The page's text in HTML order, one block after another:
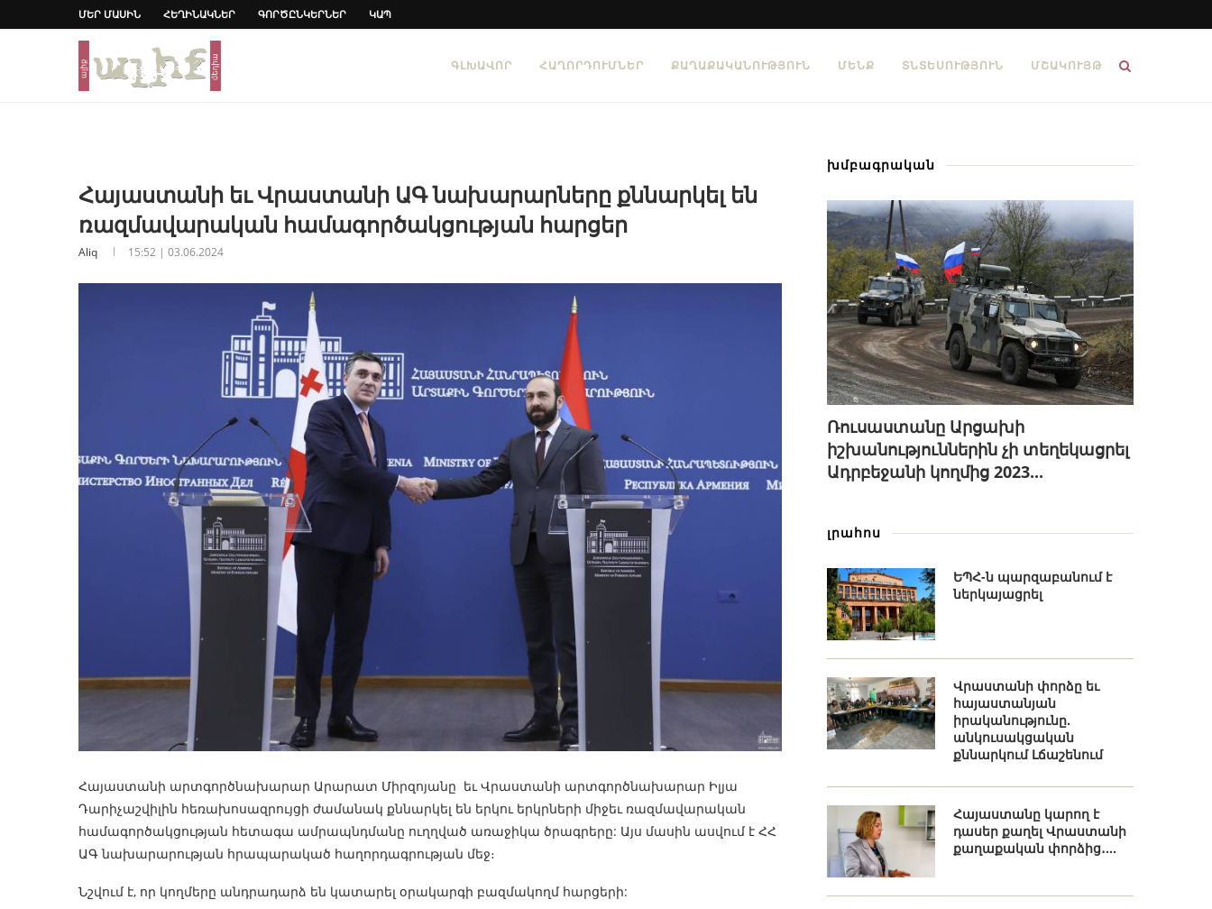
ՄԵՐ ՄԱՍԻՆ ՀԵՂԻՆԱԿՆԵՐ ԳՈՐԾԸՆԿԵՐՆԵՐ ԿԱՊ
ԳԼԽԱՎՈՐ ՀԱՂՈՐԴՈՒՄՆԵՐ ՔԱՂԱՔԱԿԱՆՈՒԹՅՈՒՆ ՄԵՆՔ ՏՆՏԵՍՈՒԹՅՈՒՆ ՄՇԱԿՈՒՅԹ
Հայաստանի եւ Վրաստանի ԱԳ նախարարները քննարկել են
ռազմավարական համագործակցության հարցեր
Aliq 15:52 | 03.06.2024
Հայաստանի արտգործնախարար Արարատ Միրզոյանը եւ Վրաստանի արտգործնախարար Իլյա
Դարիչաշվիլին հեռախոսազրույցի ժամանակ քննարկել են երկու երկրների միջեւ ռազմավարական
համագործակցության հետագա ամրապնդմանը ուղղված առաջիկա ծրագրերը: Այս մասին ասվում է ՀՀ
ԱԳ նախարարության հրապարակած հաղորդագրության մեջ։
Նշվում է, որ կողմերը անդրադարձ են կատարել օրակարգի բազմակողմ հարցերի:
խմբագրական
Ռուսաստանը Արցախի
իշխանություններին չի տեղեկացրել
Ադրբեջանի կողմից 2023...
լրահոս
ԵՊՀ-ն պարզաբանում է
ներկայացրել
Վրաստանի փորձը եւ
հայաստանյան
իրականությունը.
անկուսակցական
քննարկում Լճաշենում
Հայաստանը կարող է
դասեր քաղել Վրաստանի
քաղաքական փորձից․...